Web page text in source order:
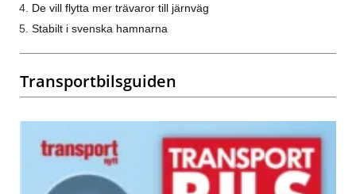
De vill flytta mer trävaror till järnväg
Stabilt i svenska hamnarna
Transportbilsguiden